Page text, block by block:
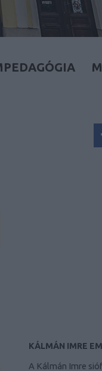
KÁLMÁN IMRE
A Kálmán Imre